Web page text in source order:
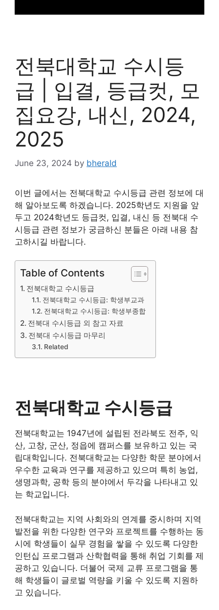
전북대학교 수시등
급 | 입결, 등급컷, 모
집요강, 내신, 2024,
2025
June 23, 2024 by bherald
이번 글에서는 전북대학교 수시등급 관련 정보에 대
해 알아보도록 하겠습니다. 2025학년도 지원을 앞
두고 2024학년도 등급컷, 입결, 내신 등 전북대 수
시등급 관련 정보가 궁금하신 분들은 아래 내용 참
고하시길 바랍니다.
Table of Contents
전북대학교 수시등급
전북대학교 수시등급: 학생부교과
전북대학교 수시등급: 학생부종합
전북대 수시등급 외 참고 자료
전북대 수시등급 마무리
Related
전북대학교 수시등급
전북대학교는 1947년에 설립된 전라북도 전주, 익
산, 고창, 군산, 정읍에 캠퍼스를 보유하고 있는 국
립대학입니다. 전북대학교는 다양한 학문 분야에서
우수한 교육과 연구를 제공하고 있으며 특히 농업,
생명과학, 공학 등의 분야에서 두각을 나타내고 있
는 학교입니다.
전북대학교는 지역 사회와의 연계를 중시하며 지역
발전을 위한 다양한 연구와 프로젝트를 수행하는 동
시에 학생들이 실무 경험을 쌓을 수 있도록 다양한
인턴십 프로그램과 산학협력을 통해 취업 기회를 제
공하고 있습니다. 더불어 국제 교류 프로그램을 통
해 학생들이 글로벌 역량을 키울 수 있도록 지원하
고 있습니다.